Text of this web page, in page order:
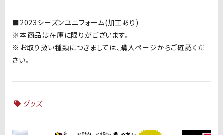
■2023シーズンユニフォーム(加工あり )
※本商品は在庫に限りがございます。
※お取り扱い種類につきましては、購入ページからご確認くだ
さい。
グッズ